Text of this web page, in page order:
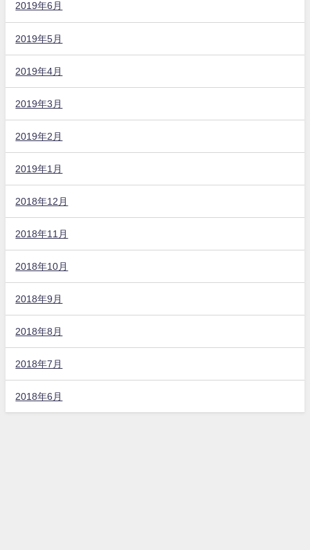
2019年6月
2019年5月
2019年4月
2019年3月
2019年2月
2019年1月
2018年12月
2018年11月
2018年10月
2018年9月
2018年8月
2018年7月
2018年6月